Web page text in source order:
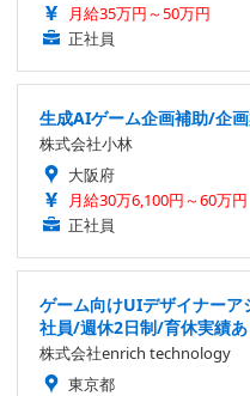
月給35万円～50万円
正社員
生成AIゲーム企画補助/企
株式会社小林
大阪府
月給30万6,100円～60万円
正社員
ゲーム向けUIデザイナーア
社員/週休2日制/育休実績
株式会社enrich technology
東京都